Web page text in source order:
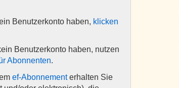
Benutzerkonto haben, klicken
Benutzerkonto haben, nutzen
Abonnenten.
ef-Abonnementerhalten Sie